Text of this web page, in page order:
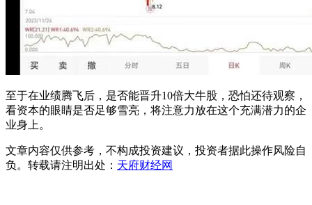
至于在业绩腾飞后，是否能晋升10倍大牛股，恐怕还待观察，
看资本的眼睛是否足够雪亮，将注意力放在这个充满潜力的企
业身上。
文章内容仅供参考，不构成投资建议，投资者据此操作风险自
负。转载请注明出处： 天府财经网